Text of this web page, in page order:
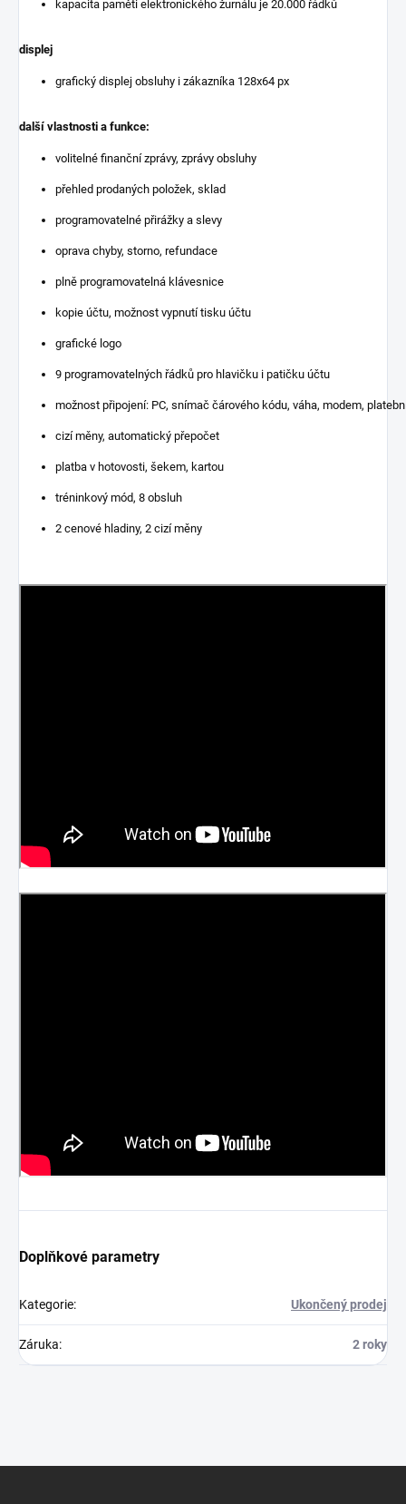
kapacita paměti elektronického žurnálu je 20.000 řádků
displej
grafický displej obsluhy i zákazníka 128x64 px
další vlastnosti a funkce:
volitelné finanční zprávy, zprávy obsluhy
přehled prodaných položek, sklad
programovatelné přirážky a slevy
oprava chyby, storno, refundace
plně programovatelná klávesnice
kopie účtu, možnost vypnutí tisku účtu
grafické logo
9 programovatelných řádků pro hlavičku i patičku účtu
možnost připojení: PC, snímač čárového kódu, váha, modem,
cizí měny, automatický přepočet
platba v hotovosti, šekem, kartou
tréninkový mód, 8 obsluh
2 cenové hladiny, 2 cizí měny
Doplňkové parametry
Kategorie: Ukončený prodej
Záruka: 2 roky